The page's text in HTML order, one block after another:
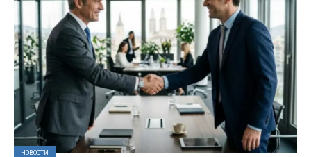
НОВОСТИ